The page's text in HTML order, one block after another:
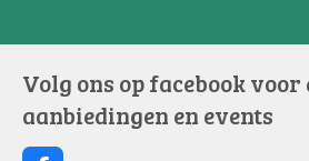
Volg ons op facebook voor
aanbiedingen en events